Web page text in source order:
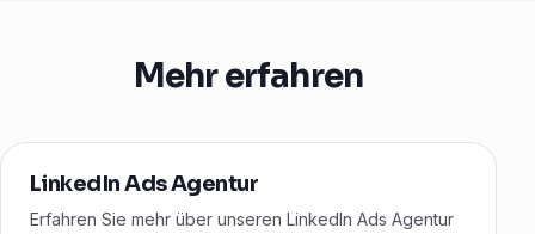
Mehr erfahren
LinkedIn Ads Agentur
Erfahren Sie mehr über unseren LinkedIn Ads Agentur